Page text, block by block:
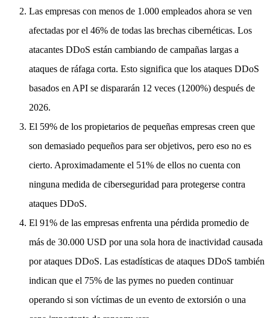
Las empresas con menos de 1.000 empleados ahora se ven
afectadas por el 46% de todas las brechas cibernéticas. Los
atacantes DDoS están cambiando de campañas largas a
ataques de ráfaga corta. Esto significa que los ataques DDoS
basados en API se dispararán 12 veces (1200%) después de
2026.
El 59% de los propietarios de pequeñas empresas creen que
son demasiado pequeños para ser objetivos, pero eso no es
cierto. Aproximadamente el 51% de ellos no cuenta con
ninguna medida de ciberseguridad para protegerse contra
ataques DDoS.
El 91% de las empresas enfrenta una pérdida promedio de
más de 30.000 USD por una sola hora de inactividad causada
por ataques DDoS. Las estadísticas de ataques DDoS también
indican que el 75% de las pymes no pueden continuar
operando si son víctimas de un evento de extorsión o una